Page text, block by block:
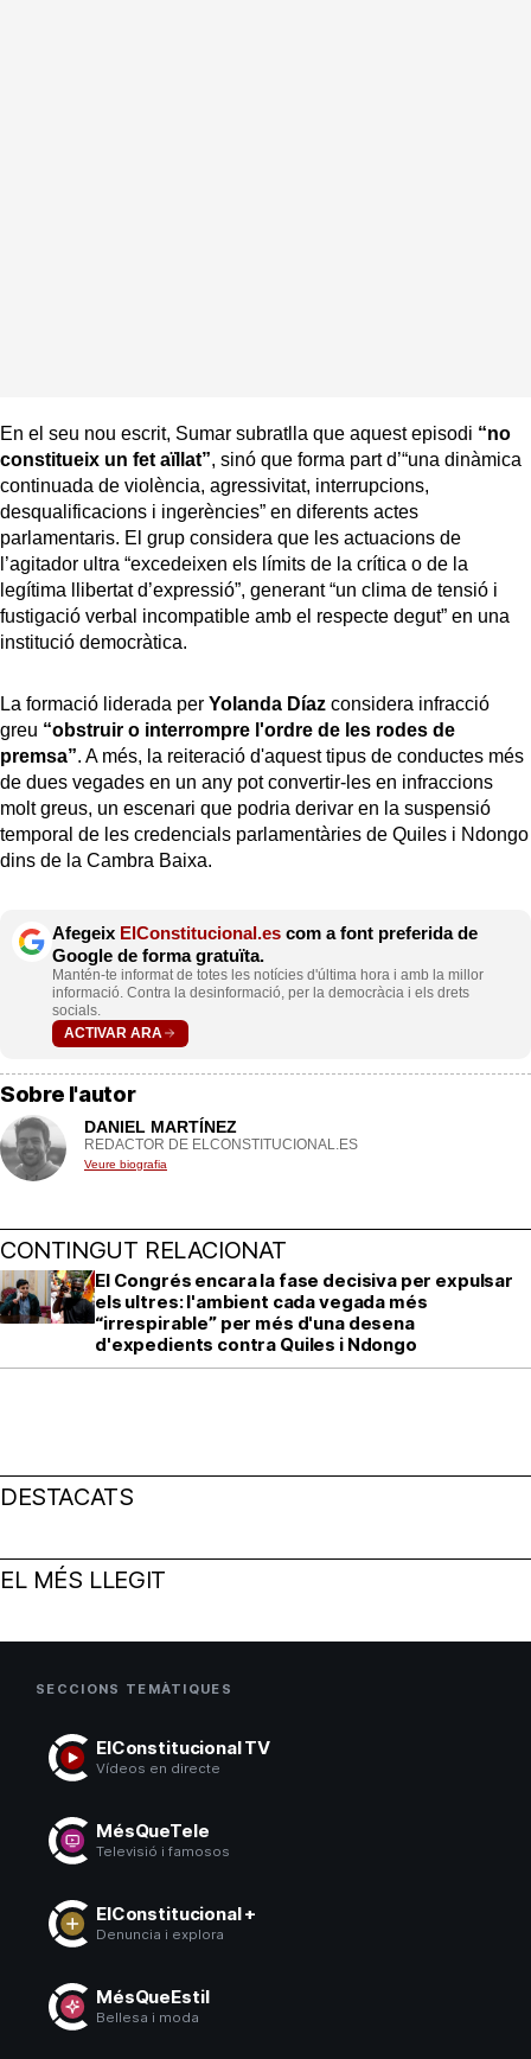
En el seu nou escrit, Sumar subratlla que aquest episodi “no
constitueix un fet aïllat”, sinó que forma part d’“una dinàmica
continuada de violència, agressivitat, interrupcions,
desqualificacions i ingerències” en diferents actes
parlamentaris. El grup considera que les actuacions de
l’agitador ultra “excedeixen els límits de la crítica o de la
legítima llibertat d’expressió”, generant “un clima de tensió i
fustigació verbal incompatible amb el respecte degut” en una
institució democràtica.
La formació liderada per Yolanda Díaz considera infracció
greu “obstruir o interrompre l'ordre de les rodes de
premsa”. A més, la reiteració d'aquest tipus de conductes més
de dues vegades en un any pot convertir-les en infraccions
molt greus, un escenari que podria derivar en la suspensió
temporal de les credencials parlamentàries de Quiles i Ndongo
dins de la Cambra Baixa.
Afegeix ElConstitucional.es com a font preferida de
Google de forma gratuïta.
Mantén-te informat de totes les notícies d'última hora i amb la millor
informació. Contra la desinformació, per la democràcia i els drets
socials.
ACTIVAR ARA
Sobre l'autor
DANIEL MARTÍNEZ
REDACTOR DE ELCONSTITUCIONAL.ES
Veure biografia
CONTINGUT RELACIONAT
El Congrés encara la fase decisiva per expulsar
els ultres: l'ambient cada vegada més
“irrespirable” per més d'una desena
d'expedients contra Quiles i Ndongo
DESTACATS
EL MÉS LLEGIT
SECCIONS TEMÀTIQUES
ElConstitucional TV
Vídeos en directe
MésQueTele
Televisió i famosos
ElConstitucional +
Denuncia i explora
MésQueEstil
Bellesa i moda